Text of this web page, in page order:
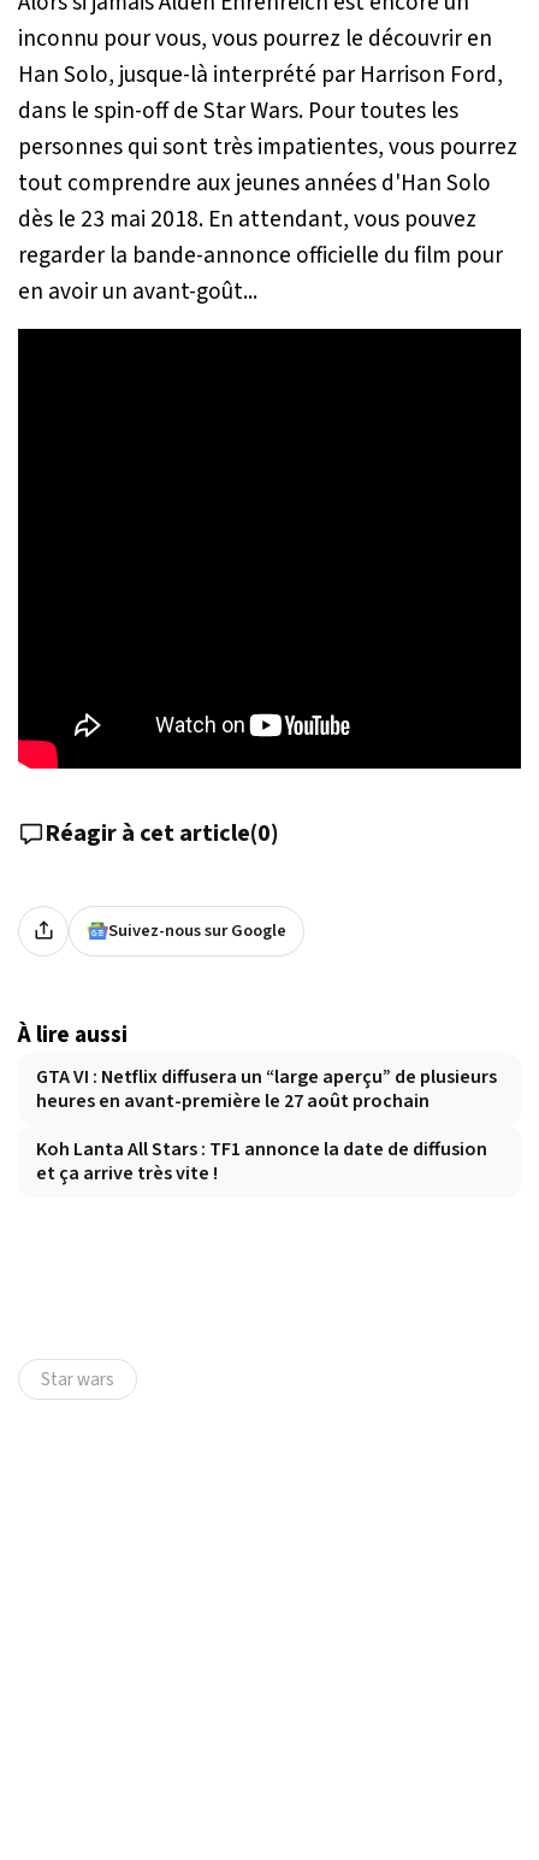
inconnu pour vous, vous pourrez le découvrir en
Han Solo, jusque-là interprété par Harrison Ford,
dans le spin-off de Star Wars. Pour toutes les
personnes qui sont très impatientes, vous pourrez
tout comprendre aux jeunes années d'Han Solo
dès le 23 mai 2018. En attendant, vous pouvez
regarder la bande-annonce officielle du film pour
en avoir un avant-goût...
Réagir à cet article(0)
Suivez-nous sur Google
À lire aussi
GTA VI : Netflix diffusera un “large aperçu” de plusieurs
heures en avant-première le 27 août prochain
Koh Lanta All Stars : TF1 annonce la date de diffusion
et ça arrive très vite !
Star wars